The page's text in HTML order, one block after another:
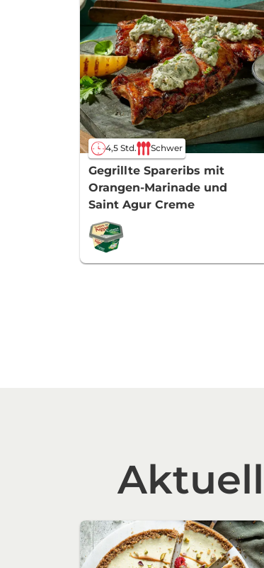
4,5 Std. Schwer
Gegrillte Spareribs mit
Orangen-Marinade und
Saint Agur Creme